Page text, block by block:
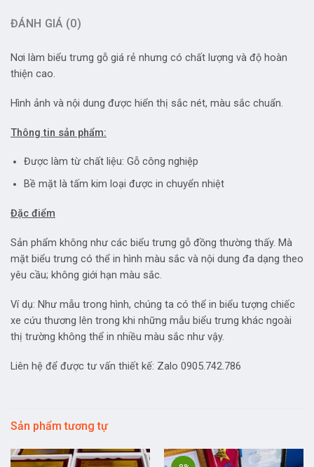
ĐÁNH GIÁ (0)
Nơi làm biểu trưng gỗ giá rẻ nhưng có chất lượng và độ hoàn
thiện cao.
Hình ảnh và nội dung được hiển thị sắc nét, màu sắc chuẩn.
Thông tin sản phẩm:
Được làm từ chất liệu: Gỗ công nghiệp
Bề mặt là tấm kim loại được in chuyển nhiệt
Đặc điểm
Sản phẩm không như các biểu trưng gỗ đồng thường thấy. Mà
mặt biểu trưng có thể in hình màu sắc và nội dung đa dạng theo
yêu cầu; không giới hạn màu sắc.
Ví dụ: Như mẫu trong hình, chúng ta có thể in biểu tượng chiếc
xe cứu thương lên trong khi những mẫu biểu trưng khác ngoài
thị trường không thể in nhiều màu sắc như vậy.
Liên hệ để được tư vấn thiết kế: Zalo 0905.742.786
Sản phẩm tương tự